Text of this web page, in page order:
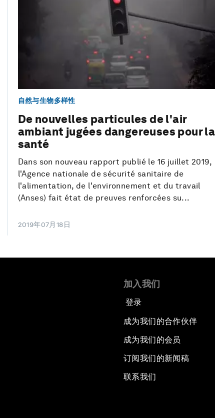
自然与生物多样性
De nouvelles particules de l'air
ambiant jugées dangereuses pour la
santé
Dans son nouveau rapport publié le 16 juillet 2019,
l'Agence nationale de sécurité sanitaire de
l'alimentation, de l'environnement et du travail
(Anses) fait état de preuves renforcées su...
2019年07月18日
加入我们
登录
成为我们的合作伙伴
成为我们的会员
订阅我们的新闻稿
联系我们